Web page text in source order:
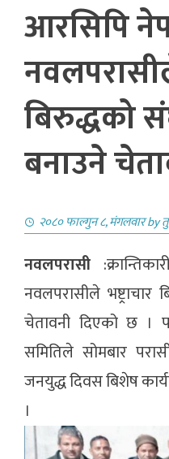
आरसिपि
बिरुद्धको
बनाउने
२०८० फाल्गुन ८, मंगलवारby
नवलपरासी
नवलपरासीले भष्ट्राचार
चेतावनी दिएको छ ।
समितिले सोमबार
जनयुद्ध दिवस बिशेष
।